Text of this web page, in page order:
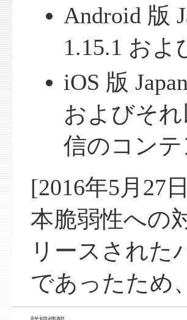
Android 版
1.15.1 お
iOS 版
およびそれ
信のコン
[2016年5月27
本脆弱性への
リースされた
であったため